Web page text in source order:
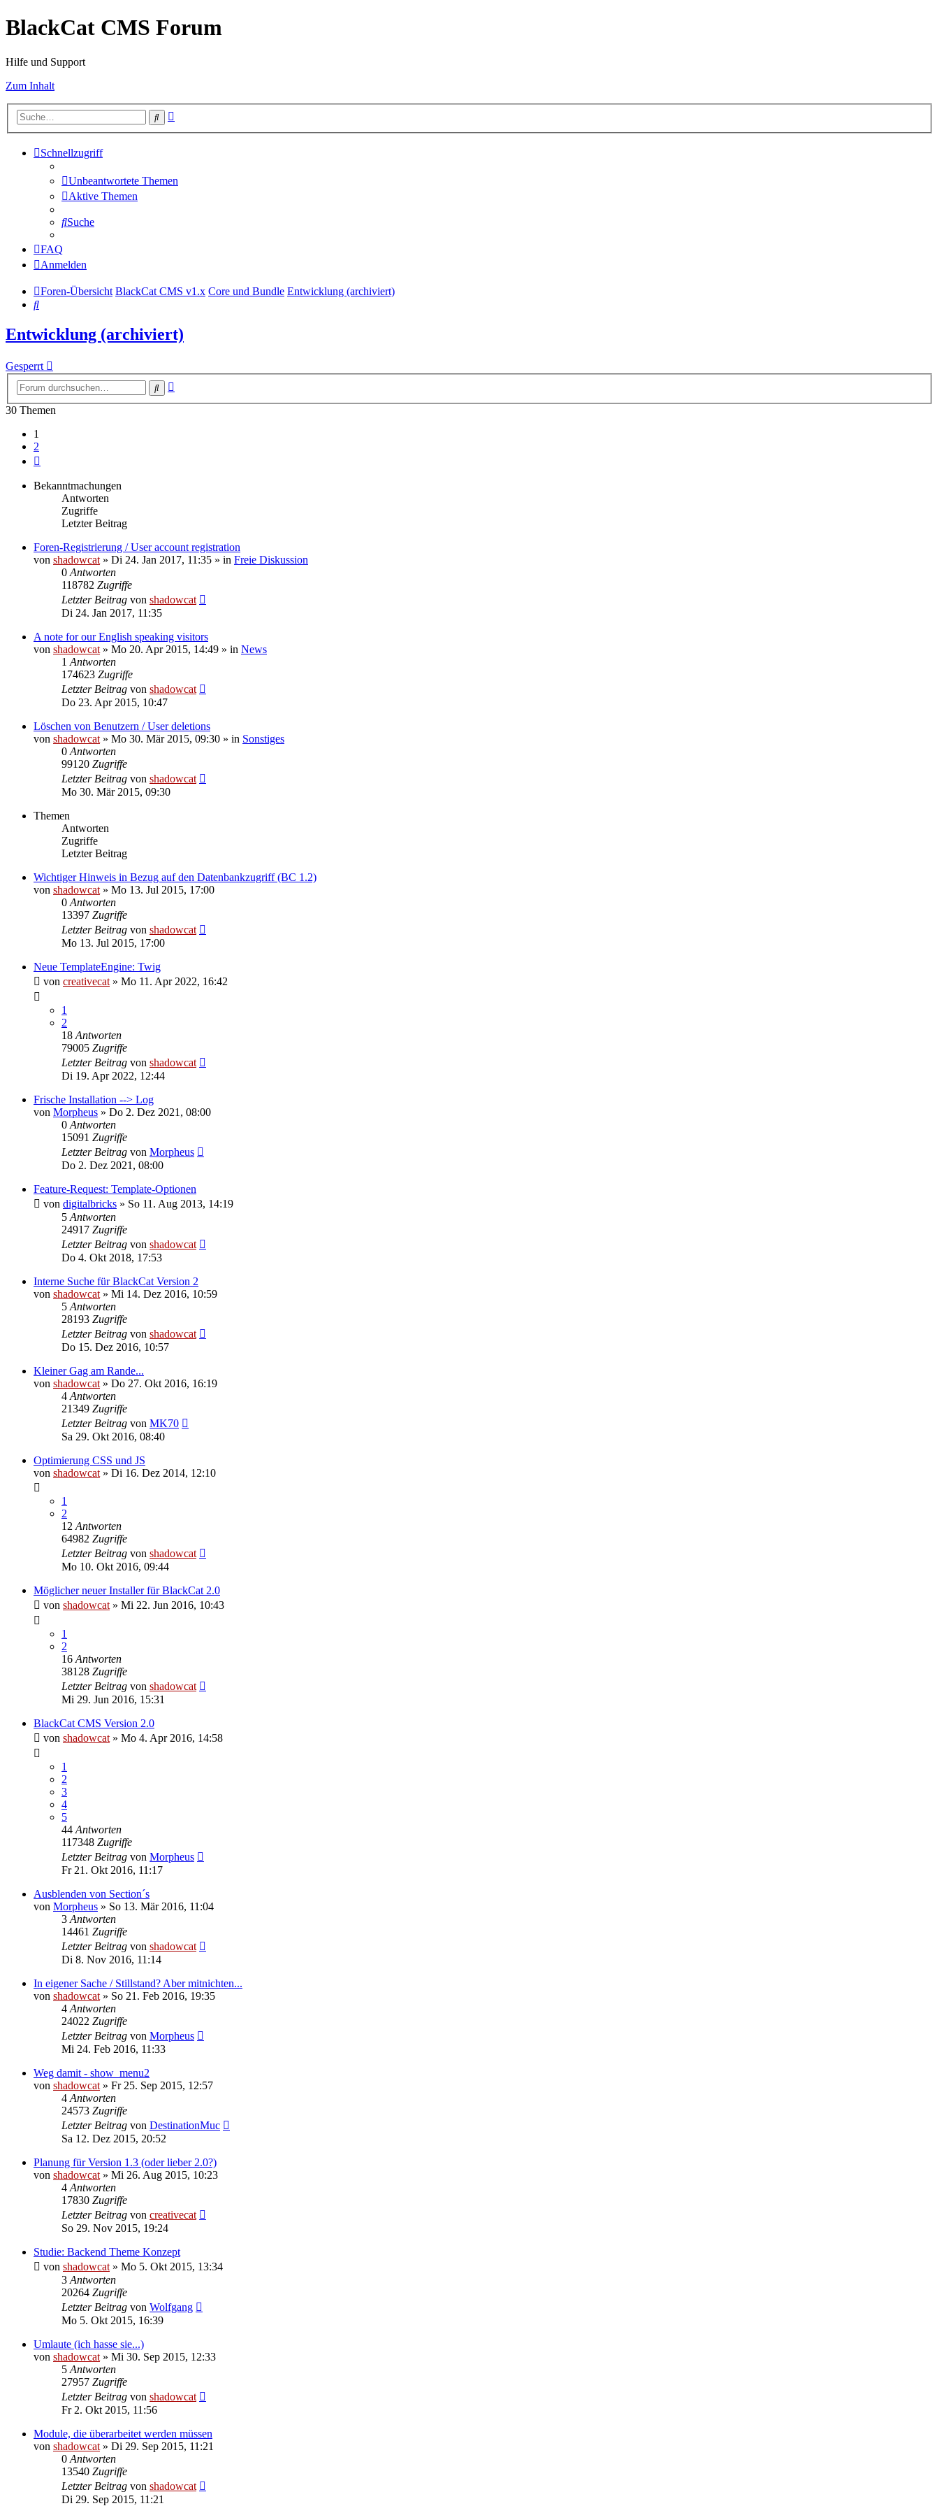
BlackCat CMS Forum
Hilfe und Support
Zum Inhalt
Suche
Schnellzugriff
Unbeantwortete Themen
Aktive Themen
Suche
FAQ
Anmelden
Foren-Übersicht BlackCat CMS v1.x Core und Bundle Entwicklung (archiviert)
Suche
Entwicklung (archiviert)
Gesperrt
Suche
30 Themen
1
2
Bekanntmachungen
Antworten
Zugriffe
Letzter Beitrag
Foren-Registrierung / User account registration
von shadowcat » Di 24. Jan 2017, 11:35 » in Freie Diskussion
0 Antworten
118782 Zugriffe
Letzter Beitrag von shadowcat
Di 24. Jan 2017, 11:35
A note for our English speaking visitors
von shadowcat » Mo 20. Apr 2015, 14:49 » in News
1 Antworten
174623 Zugriffe
Letzter Beitrag von shadowcat
Do 23. Apr 2015, 10:47
Löschen von Benutzern / User deletions
von shadowcat » Mo 30. Mär 2015, 09:30 » in Sonstiges
0 Antworten
99120 Zugriffe
Letzter Beitrag von shadowcat
Mo 30. Mär 2015, 09:30
Themen
Antworten
Zugriffe
Letzter Beitrag
Wichtiger Hinweis in Bezug auf den Datenbankzugriff (BC 1.2)
von shadowcat » Mo 13. Jul 2015, 17:00
0 Antworten
13397 Zugriffe
Letzter Beitrag von shadowcat
Mo 13. Jul 2015, 17:00
Neue TemplateEngine: Twig
von creativecat » Mo 11. Apr 2022, 16:42
1
2
18 Antworten
79005 Zugriffe
Letzter Beitrag von shadowcat
Di 19. Apr 2022, 12:44
Frische Installation --> Log
von Morpheus » Do 2. Dez 2021, 08:00
0 Antworten
15091 Zugriffe
Letzter Beitrag von Morpheus
Do 2. Dez 2021, 08:00
Feature-Request: Template-Optionen
von digitalbricks » So 11. Aug 2013, 14:19
5 Antworten
24917 Zugriffe
Letzter Beitrag von shadowcat
Do 4. Okt 2018, 17:53
Interne Suche für BlackCat Version 2
von shadowcat » Mi 14. Dez 2016, 10:59
5 Antworten
28193 Zugriffe
Letzter Beitrag von shadowcat
Do 15. Dez 2016, 10:57
Kleiner Gag am Rande...
von shadowcat » Do 27. Okt 2016, 16:19
4 Antworten
21349 Zugriffe
Letzter Beitrag von MK70
Sa 29. Okt 2016, 08:40
Optimierung CSS und JS
von shadowcat » Di 16. Dez 2014, 12:10
1
2
12 Antworten
64982 Zugriffe
Letzter Beitrag von shadowcat
Mo 10. Okt 2016, 09:44
Möglicher neuer Installer für BlackCat 2.0
von shadowcat » Mi 22. Jun 2016, 10:43
1
2
16 Antworten
38128 Zugriffe
Letzter Beitrag von shadowcat
Mi 29. Jun 2016, 15:31
BlackCat CMS Version 2.0
von shadowcat » Mo 4. Apr 2016, 14:58
1
2
3
4
5
44 Antworten
117348 Zugriffe
Letzter Beitrag von Morpheus
Fr 21. Okt 2016, 11:17
Ausblenden von Section´s
von Morpheus » So 13. Mär 2016, 11:04
3 Antworten
14461 Zugriffe
Letzter Beitrag von shadowcat
Di 8. Nov 2016, 11:14
In eigener Sache / Stillstand? Aber mitnichten...
von shadowcat » So 21. Feb 2016, 19:35
4 Antworten
24022 Zugriffe
Letzter Beitrag von Morpheus
Mi 24. Feb 2016, 11:33
Weg damit - show_menu2
von shadowcat » Fr 25. Sep 2015, 12:57
4 Antworten
24573 Zugriffe
Letzter Beitrag von DestinationMuc
Sa 12. Dez 2015, 20:52
Planung für Version 1.3 (oder lieber 2.0?)
von shadowcat » Mi 26. Aug 2015, 10:23
4 Antworten
17830 Zugriffe
Letzter Beitrag von creativecat
So 29. Nov 2015, 19:24
Studie: Backend Theme Konzept
von shadowcat » Mo 5. Okt 2015, 13:34
3 Antworten
20264 Zugriffe
Letzter Beitrag von Wolfgang
Mo 5. Okt 2015, 16:39
Umlaute (ich hasse sie...)
von shadowcat » Mi 30. Sep 2015, 12:33
5 Antworten
27957 Zugriffe
Letzter Beitrag von shadowcat
Fr 2. Okt 2015, 11:56
Module, die überarbeitet werden müssen
von shadowcat » Di 29. Sep 2015, 11:21
0 Antworten
13540 Zugriffe
Letzter Beitrag von shadowcat
Di 29. Sep 2015, 11:21